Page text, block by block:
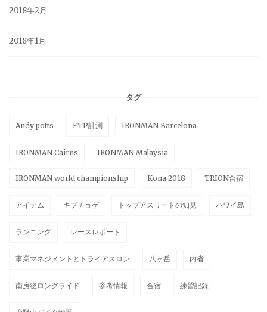
2018年2月
2018年1月
タグ
Andy potts FTP計測 IRONMAN Barcelona
IRONMAN Cairns IRONMAN Malaysia
IRONMAN world championship Kona 2018 TRION合宿
アイテム キプチョゲ トップアスリートの知見 ハワイ島
ランニング レースレポート
事業マネジメントとトライアスロン 八ヶ岳 内省
南房総ロングライド 参考情報 合宿 練習記録